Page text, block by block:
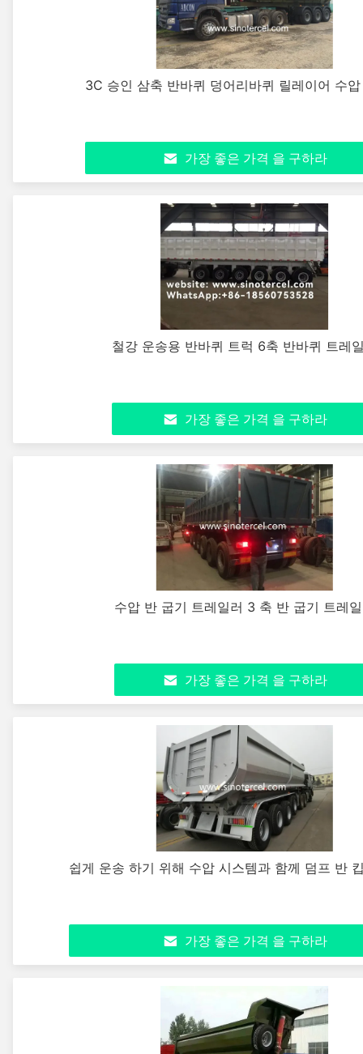
3C 승인 삼축 반바퀴 덩어리바퀴 릴레이어 수
가장 좋은 가격 을 구하라
철강 운송용 반바퀴 트럭 6축 반바퀴 트레
가장 좋은 가격 을 구하라
수압 반 굽기 트레일러 3 축 반 굽기 트레
가장 좋은 가격 을 구하라
쉽게 운송 하기 위해 수압 시스템과 함께 덤프 반
가장 좋은 가격 을 구하라